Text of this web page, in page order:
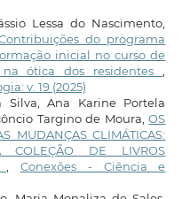
Lessa do Nascimento,
do programa
inicial no curso de
ótica dos residentes,
v. 19 (2025)
Silva, Ana Karine Portela
Targino de Moura,OS
MUDANÇAS CLIMÁTICAS:
COLEÇÃO DE LIVROS
, Conexões - Ciência e